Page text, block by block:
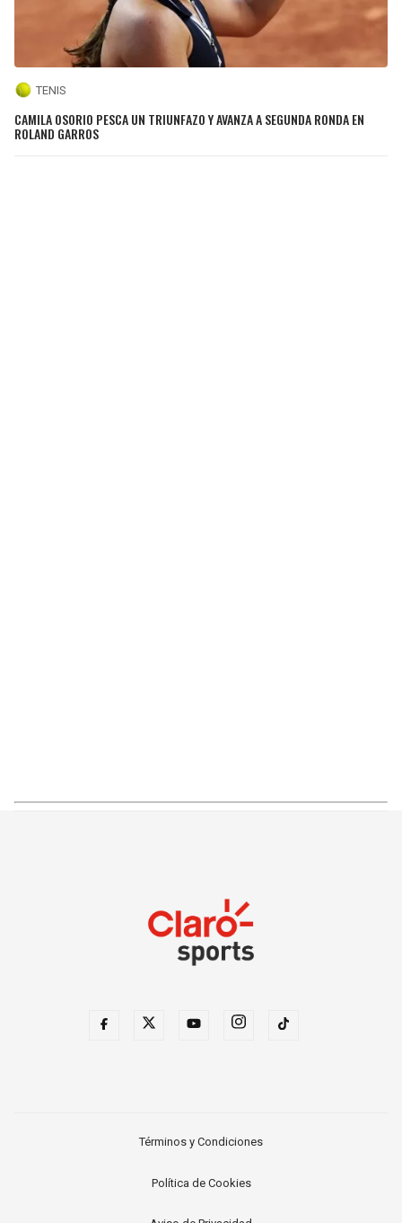
TENIS
CAMILA OSORIO PESCA UN TRIUNFAZO Y AVANZA A SEGUNDA RONDA EN
ROLAND GARROS
Términos y Condiciones
Política de Cookies